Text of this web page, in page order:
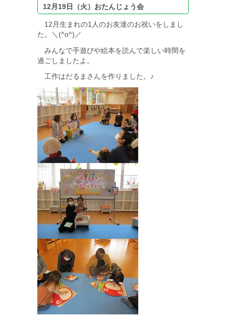
12月19日（火）おたんじょう会
12月生まれの1人のお友達のお祝いをしまし
た。＼(^o^)／
みんなで手遊びや絵本を読んで楽しい時間を
過ごしましたよ。
工作はだるまさんを作りました。♪